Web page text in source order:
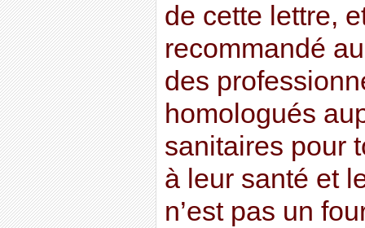
de cette lettre,
recommandé
des
homologués
sanitaires pour
à leur santé et
n’est pas un